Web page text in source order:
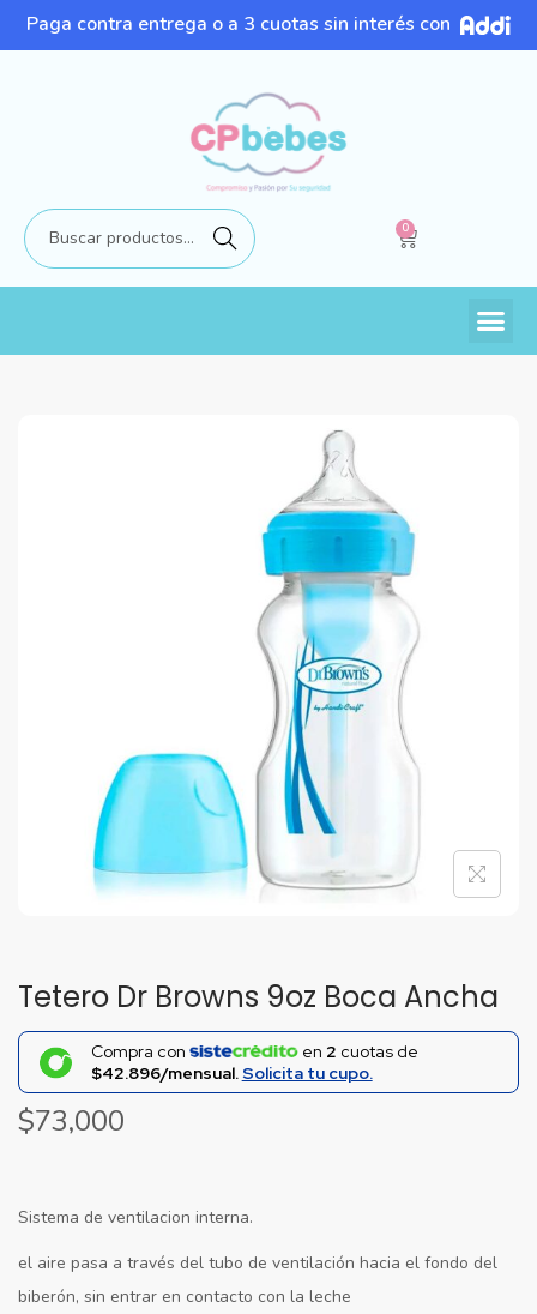
Paga contra entrega o a 3 cuotas sin interés con
Buscar 0
Tetero Dr Browns 9oz Boca Ancha
Compra con en 2 cuotas de
$42.896/mensual.Solicita tu cupo.
$73,000
Sistema de ventilacion interna.
el aire pasa a través del tubo de ventilación hacia el fondo del
biberón, sin entrar en contacto con la leche